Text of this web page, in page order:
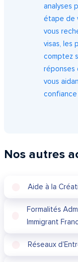
analyses
étape de
vous
visas, les
comptez
réponses
vous
Nos autres
Aide à la
Formalités
Immigrant
Réseaux